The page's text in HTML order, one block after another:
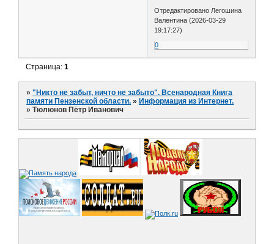
Отредактировано Легошина
Валентина (2026-03-29
19:17:27)
0
Страница:1
»"Никто не забыт, ничто не забыто". Всенародная Книга
памяти Пензенской области. »Информация из Интернет.
»Тюлюнов Пётр Иванович